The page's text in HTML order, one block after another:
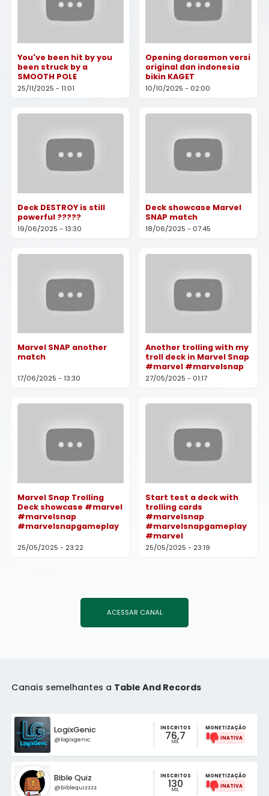
You've been hit by you
been struck by a
SMOOTH POLE
25/11/2025 - 11:01
Opening doraemon versi
original dan indonesia
bikin KAGET
10/10/2025 - 02:00
Deck DESTROY is still
powerful ?????
19/06/2025 - 13:30
Deck showcase Marvel
SNAP match
18/06/2025 - 07:45
Marvel SNAP another
match
17/06/2025 - 13:30
Another trolling with my
troll deck in Marvel Snap
#marvel #marvelsnap
27/05/2025 - 01:17
Marvel Snap Trolling
Deck showcase #marvel
#marvelsnap
#marvelsnapgameplay
25/05/2025 - 23:22
Start test a deck with
trolling cards
#marvelsnap
#marvelsnapgameplay
#marvel
25/05/2025 - 23:19
ACESSAR CANAL
Canais semelhantes a Table And Records
LogixGenic
@logixgenic
INSCRITOS
76,7
MIL
MONETIZAÇÃO
Bible Quiz
@biblequizzzz
INSCRITOS
130
MIL
MONETIZAÇÃO